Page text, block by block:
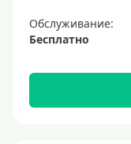
Обслуживание:
Бесплатно